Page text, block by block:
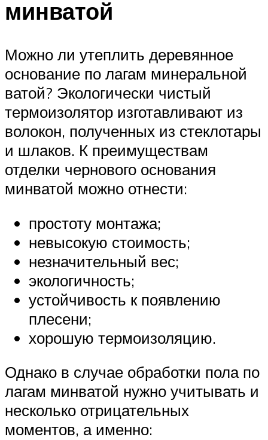
минватой
Можно ли утеплить деревянное
основание по лагам минеральной
ватой? Экологически чистый
термоизолятор изготавливают из
волокон, полученных из стеклотары
и шлаков. К преимуществам
отделки чернового основания
минватой можно отнести:
простоту монтажа;
невысокую стоимость;
незначительный вес;
экологичность;
устойчивость к появлению
плесени;
хорошую термоизоляцию.
Однако в случае обработки пола по
лагам минватой нужно учитывать и
несколько отрицательных
моментов, а именно: